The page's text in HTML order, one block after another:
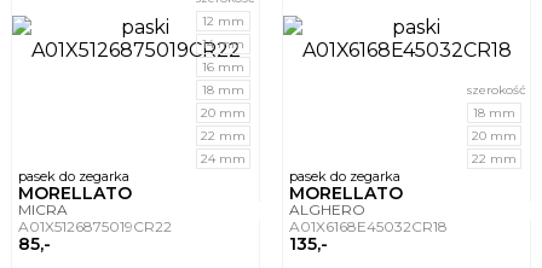
pasek do zegarka
MORELLATO
MICRA
A01X5126875019CR22
85,-
12 mm
14 mm
16 mm
18 mm
20 mm
22 mm
24 mm
pasek do zegarka
MORELLATO
ALGHERO
A01X6168E45032CR18
135,-
szerokość
18 mm
20 mm
22 mm